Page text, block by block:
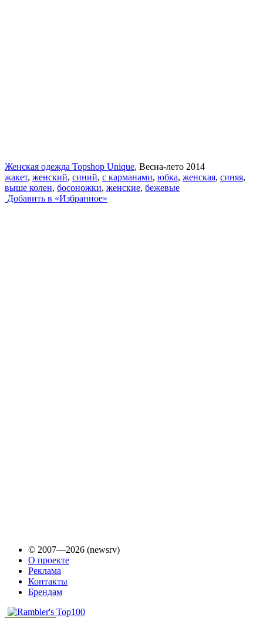
Женская одежда Topshop Unique, Весна-лето 2014
жакет, женский, синий, с карманами, юбка, женская, синяя,
выше колен, босоножки, женские, бежевые
Добавить в «Избранное»
© 2007—2026 (newsrv)
О проекте
Реклама
Контакты
Брендам